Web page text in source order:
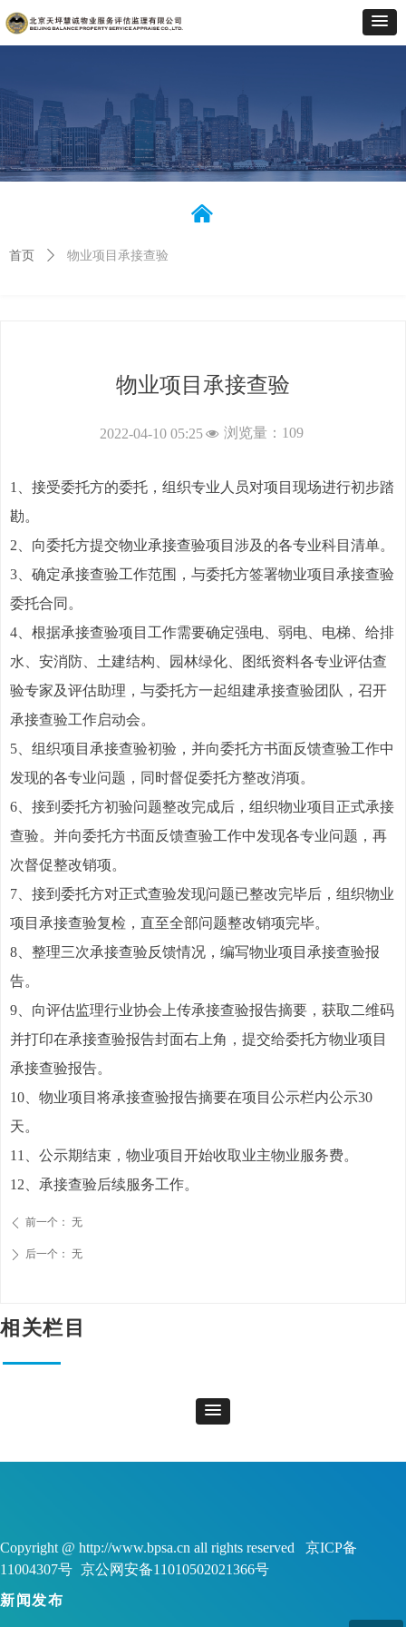
낀
首页 ꄲ 物业项目承接查验
相关栏目
物业项目承接查验
2022-04-10 05:25넶 浏览量： 109
1、接受委托方的委托，组织专业人员对项目现场进行初步踏
勘。
2、向委托方提交物业承接查验项目涉及的各专业科目清单。
3、确定承接查验工作范围，与委托方签署物业项目承接查验
委托合同。
4、根据承接查验项目工作需要确定强电、弱电、电梯、给排
水、安消防、土建结构、园林绿化、图纸资料各专业评估查
验专家及评估助理，与委托方一起组建承接查验团队，召开
承接查验工作启动会。
5、组织项目承接查验初验，并向委托方书面反馈查验工作中
发现的各专业问题，同时督促委托方整改消项。
6、接到委托方初验问题整改完成后，组织物业项目正式承接
查验。并向委托方书面反馈查验工作中发现各专业问题，再
次督促整改销项。
7、接到委托方对正式查验发现问题已整改完毕后，组织物业
项目承接查验复检，直至全部问题整改销项完毕。
8、整理三次承接查验反馈情况，编写物业项目承接查验报
告。
9、向评估监理行业协会上传承接查验报告摘要，获取二维码
并打印在承接查验报告封面右上角，提交给委托方物业项目
承接查验报告。
10、物业项目将承接查验报告摘要在项目公示栏内公示30
天。
11、公示期结束，物业项目开始收取业主物业服务费。
12、承接查验后续服务工作。
ꄴ 前一个： 无
ꄲ 后一个： 无
新闻发布
Copyright @ http://www.bpsa.cn all rights reserved 京ICP备
11004307号 京公网安备11010502021366号